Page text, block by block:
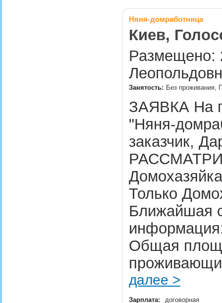
Няня-домработница
Киев,
Размещено:
Занятость: Без проживания,
ЗАЯВКА На
"Няня-
заказчик,
Только
Ближайшая
Общая
далее >
Зарплата: договорная